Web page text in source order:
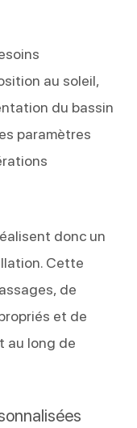
au soleil,
du bassin
paramètres
donc un
Cette
de
et de
au long de